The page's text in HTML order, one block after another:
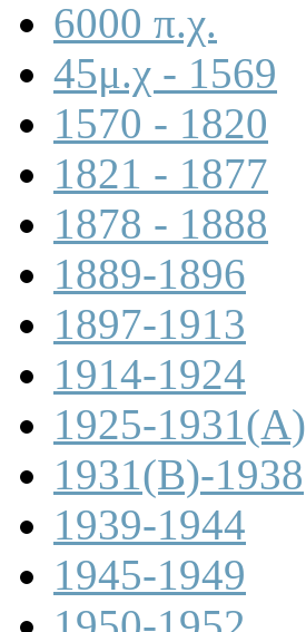
6000 π.χ.
45μ.χ - 1569
1570 - 1820
1821 - 1877
1878 - 1888
1889-1896
1897-1913
1914-1924
1925-1931(A)
1931(B)-1938
1939-1944
1945-1949